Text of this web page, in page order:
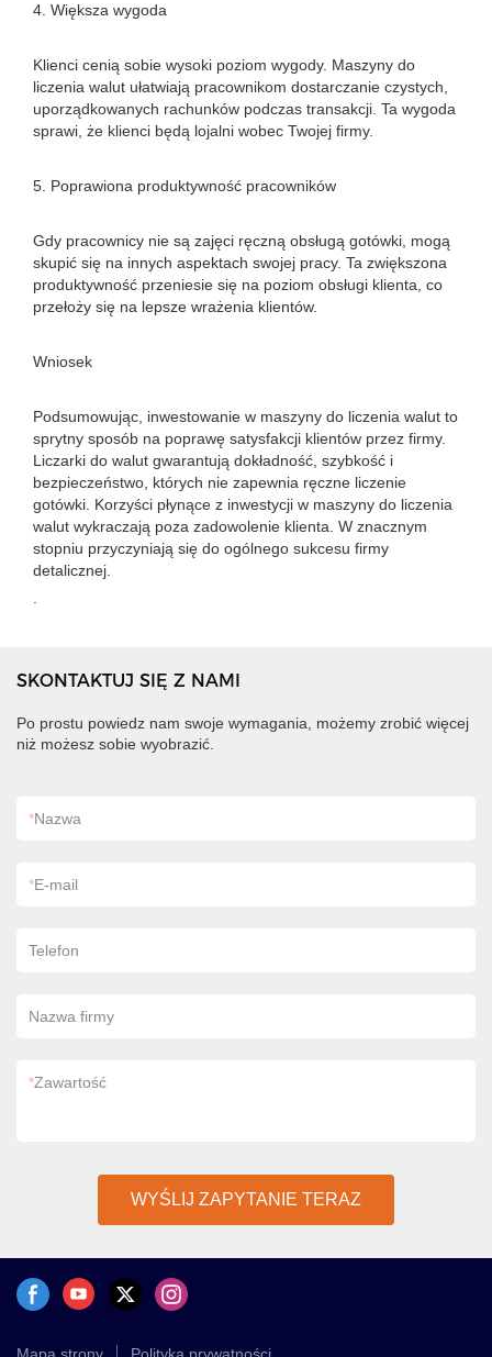
4. Większa wygoda
Klienci cenią sobie wysoki poziom wygody. Maszyny do
liczenia walut ułatwiają pracownikom dostarczanie czystych,
uporządkowanych rachunków podczas transakcji. Ta wygoda
sprawi, że klienci będą lojalni wobec Twojej firmy.
5. Poprawiona produktywność pracowników
Gdy pracownicy nie są zajęci ręczną obsługą gotówki, mogą
skupić się na innych aspektach swojej pracy. Ta zwiększona
produktywność przeniesie się na poziom obsługi klienta, co
przełoży się na lepsze wrażenia klientów.
Wniosek
Podsumowując, inwestowanie w maszyny do liczenia walut to
sprytny sposób na poprawę satysfakcji klientów przez firmy.
Liczarki do walut gwarantują dokładność, szybkość i
bezpieczeństwo, których nie zapewnia ręczne liczenie
gotówki. Korzyści płynące z inwestycji w maszyny do liczenia
walut wykraczają poza zadowolenie klienta. W znacznym
stopniu przyczyniają się do ogólnego sukcesu firmy
detalicznej.
SKONTAKTUJ SIĘ Z NAMI
Po prostu powiedz nam swoje wymagania, możemy zrobić więcej
niż możesz sobie wyobrazić.
*Nazwa
*E-mail
Telefon
Nazwa firmy
*Zawartość
WYŚLIJ ZAPYTANIE TERAZ
Mapa strony Polityka prywatności